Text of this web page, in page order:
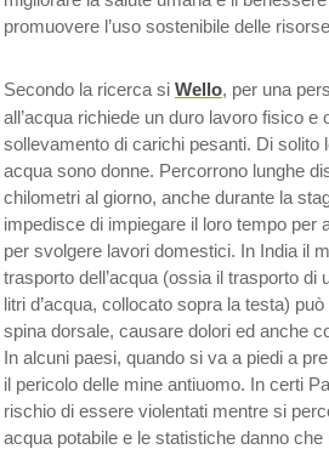
promuovere l’uso sostenibile delle
Secondo la ricerca si Wello, per una
all’acqua richiede un duro lavoro fisico e
sollevamento di carichi pesanti. Di solito
acqua sono donne. Percorrono lunghe
chilometri al giorno, anche durante la
impedisce di impiegare il loro tempo per
per svolgere lavori domestici. In India il
trasporto dell’acqua (ossia il trasporto di
litri d’acqua, collocato sopra la testa)
spina dorsale, causare dolori ed anche
In alcuni paesi, quando si va a piedi a
il pericolo delle mine antiuomo. In certi
rischio di essere violentati mentre si
acqua potabile e le statistiche danno